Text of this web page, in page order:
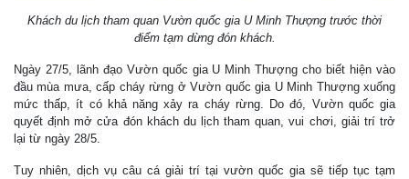
Khách du lịch tham quan Vườn quốc gia U Minh Thượng trước thời
điểm tạm dừng đón khách.
Ngày 27/5, lãnh đạo Vườn quốc gia U Minh Thượng cho biết hiện vào
đầu mùa mưa, cấp cháy rừng ở Vườn quốc gia U Minh Thượng xuống
mức thấp, ít có khả năng xảy ra cháy rừng. Do đó, Vườn quốc gia
quyết định mở cửa đón khách du lịch tham quan, vui chơi, giải trí trở
lại từ ngày 28/5.
Tuy nhiên, dịch vụ câu cá giải trí tại vườn quốc gia sẽ tiếp tục tạm